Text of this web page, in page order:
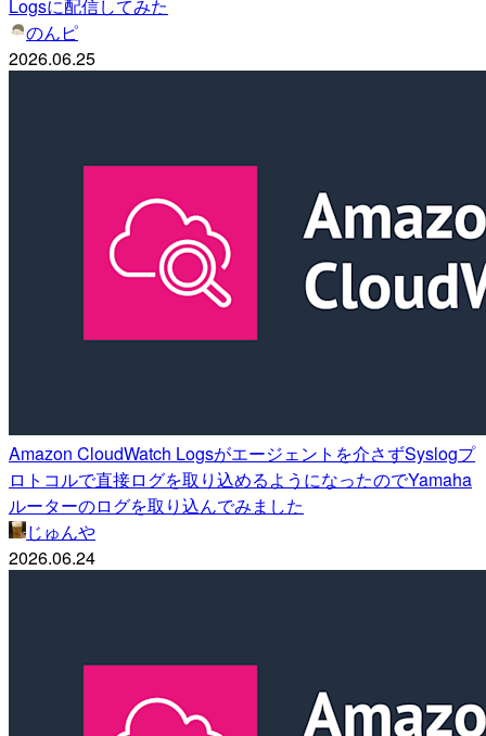
Logsに配信してみた
のんピ
2026.06.25
Amazon CloudWatch Logsがエージェントを介さずSyslogプ
ロトコルで直接ログを取り込めるようになったのでYamaha
ルーターのログを取り込んでみました
じゅんや
2026.06.24